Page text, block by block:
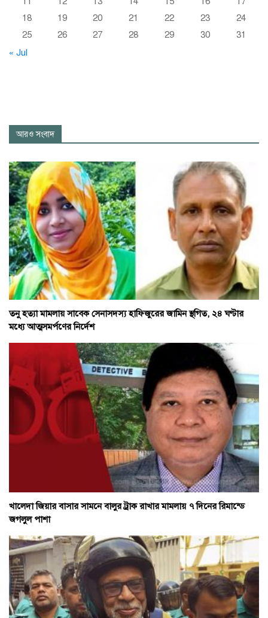
18
19 20 21 22 23
24
25
26 27 28 29 30
31
« Jul
আরও সংবাদ
তনু হত্যা মামলায় সাবেক সেনাসদস্য হাফিজুরের জামিন স্থগিত, ২৪ ঘণ্টার
মধ্যে আত্মসমর্পণের নির্দেশ
খালেদা জিয়ার বাসার সামনে বালুর ট্রাক রাখার মামলায় ৭ দিনের রিমান্ডে
জগলুল পাশা